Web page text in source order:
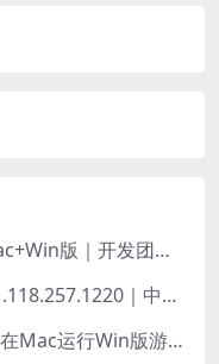
🕹️Switch模拟器Ryujinx｜Mac+Win版｜开发团队已解散此乃最后的绝唱版本
模拟人生4 SIMS4 For Mac v1.118.257.1220｜中文原生版｜无限金币｜全100DLC
Win版Steam For Mac v2.0｜在Mac运行Win版游戏！｜升级GPTK4.0支持！